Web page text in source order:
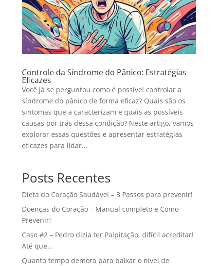
Controle da Síndrome do Pânico: Estratégias
Eficazes
Você já se perguntou como é possível controlar a
síndrome do pânico de forma eficaz? Quais são os
sintomas que a caracterizam e quais as possíveis
causas por trás dessa condição? Neste artigo, vamos
explorar essas questões e apresentar estratégias
eficazes para lidar...
Posts Recentes
Dieta do Coração Saudável – 8 Passos para prevenir!
Doenças do Coração – Manual completo e Como
Prevenir!
Caso #2 – Pedro dizia ter Palpitação, difícil acreditar!
Até que…
Quanto tempo demora para baixar o nível de